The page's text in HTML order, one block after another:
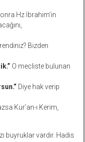
Hz İbrahim’in
Bizden
O mecliste bulunan
Diye hak verip
Kur’an-ı Kerim,
buyruklar vardır. Hadis